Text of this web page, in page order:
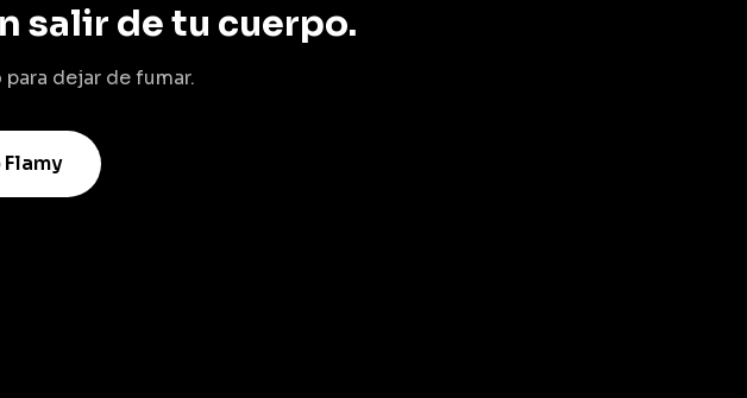
salir de tu cuerpo.
dejar de fumar.